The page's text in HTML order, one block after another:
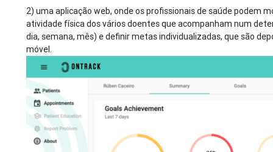
2) uma aplicação web, onde os profissionais de saúde podem
atividade física dos vários doentes que acompanham num
dia, semana, mês) e definir metas individualizadas, que são
móvel.